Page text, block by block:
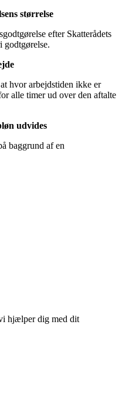
størrelse
efter Skatterådets
godtgørelse.
hvor arbejdstiden ikke er
alle timer ud over den aftalte
udvides
baggrund af en
hjælper dig med dit